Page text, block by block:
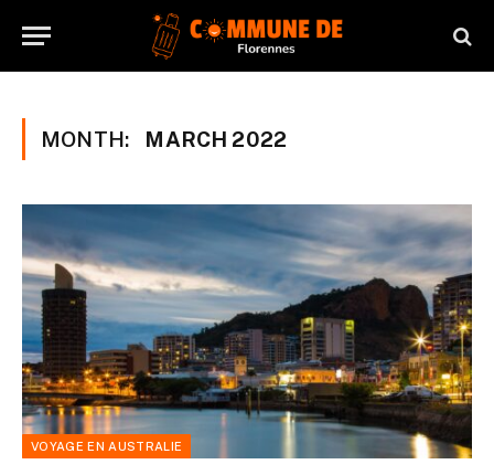
MONTH: MARCH 2022
VOYAGE EN AUSTRALIE